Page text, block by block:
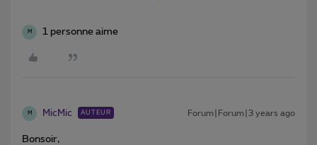
M 1 personne aime
M MicMic AUTEUR Forum|Forum|3 years ago
Bonsoir,